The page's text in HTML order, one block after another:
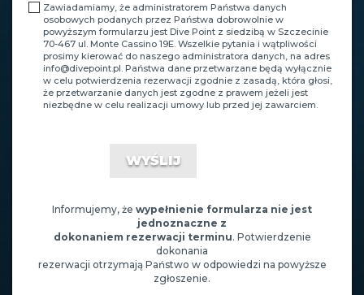
Zawiadamiamy, że administratorem Państwa danych
osobowych podanych przez Państwa dobrowolnie w
powyższym formularzu jest Dive Point z siedzibą w Szczecinie
70-467 ul. Monte Cassino 19E. Wszelkie pytania i wątpliwości
prosimy kierować do naszego administratora danych, na adres
info@divepoint.pl . Państwa dane przetwarzane będą wyłącznie
w celu potwierdzenia rezerwacji zgodnie z zasadą, która głosi,
że przetwarzanie danych jest zgodne z prawem jeżeli jest
niezbędne w celu realizacji umowy lub przed jej zawarciem.
Informujemy, że wypełnienie formularza nie jest
jednoznaczne z
dokonaniem rezerwacji terminu. Potwierdzenie
dokonania
rezerwacji otrzymają Państwo w odpowiedzi na powyższe
zgłoszenie.